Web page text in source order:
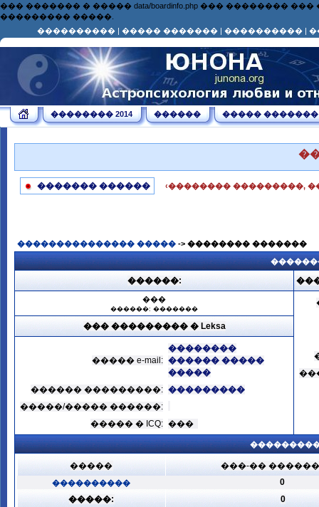
��� ������� � ����� data/boardinfo.php ���
��������� �����.
���������� | ����� ������� | ���������� |
�������� 2014 ������ ����� �������
������� ������ ‹�������� ���������,
��������������� ����� -> �������� �������
������:
���
������: �������
��� ��������� � Leksa
����� e-mail:
��������
������ �����
�����
������ ���������: ���������
�����/����� ������:
����� � ICQ: ���
����� ���-��
����������
0
�����:
0